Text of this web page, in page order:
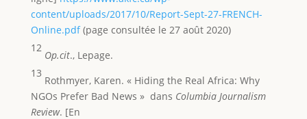
content/uploads/2017/10/Report-Sept-27-FRENCH-
Online.pdf(page consultée le 27 août 2020)
12
Op.cit., Lepage.
13
Rothmyer, Karen. « Hiding the Real Africa: Why
NGOs Prefer Bad News » dans Columbia Journalism
Review. [En